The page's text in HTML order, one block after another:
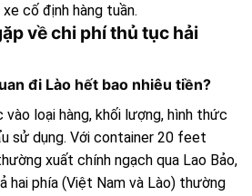
cố định hàng tuần.
về chi phí thủ tục hải
đi Lào hết bao nhiêu tiền?
loại hàng, khối lượng, hình thức
sử dụng. Với container 20 feet
xuất chính ngạch qua Lao Bảo,
hai phía (Việt Nam và Lào) thường